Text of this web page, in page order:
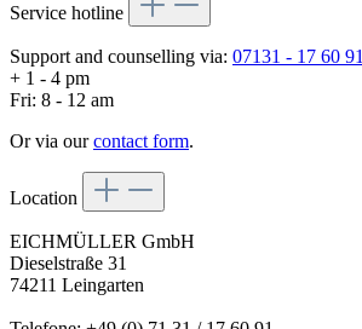
Service hotline
Support and counselling via: 07131 - 17 60 91
+ 1 - 4 pm
Fri: 8 - 12 am
Or via ourcontact form.
Location
EICHMÜLLER GmbH
Dieselstraße 31
74211 Leingarten